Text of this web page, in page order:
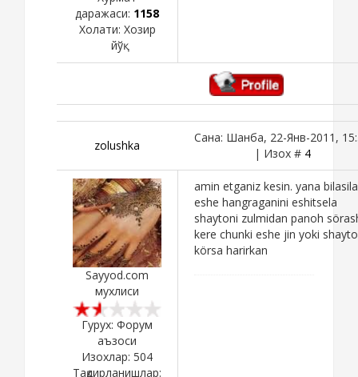
даражаси: 1158
Холати: Хозир
йўқ
zolushka
Сана: Шанба, 22-Янв-2011,
| Изох # 4
Sayyod.com
мухлиси
Гурух: Форум
аъзоси
Изохлар: 504
Тақдирланишлар:
amin etganiz kesin. yana
eshe hangraganini eshitsela
shaytoni zulmidan panoh
kere chunki eshe jin yoki
körsa harirkan